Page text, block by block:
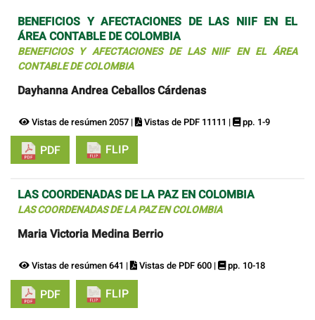
BENEFICIOS Y AFECTACIONES DE LAS NIIF EN EL
ÁREA CONTABLE DE COLOMBIA
BENEFICIOS Y AFECTACIONES DE LAS NIIF EN EL ÁREA
CONTABLE DE COLOMBIA
Dayhanna Andrea Ceballos Cárdenas
Vistas de resúmen 2057 | Vistas de PDF 11111 | pp. 1-9
PDF FLIP
LAS COORDENADAS DE LA PAZ EN COLOMBIA
LAS COORDENADAS DE LA PAZ EN COLOMBIA
Maria Victoria Medina Berrio
Vistas de resúmen 641 | Vistas de PDF 600 | pp. 10-18
PDF FLIP